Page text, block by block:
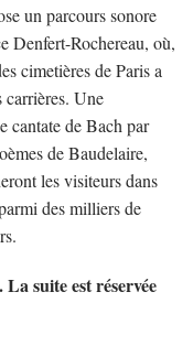
un parcours sonore
Denfert-Rochereau, où,
cimetières de Paris a
carrières. Une
cantate de Bach par
de Baudelaire,
les visiteurs dans
des milliers de
suite est réservée